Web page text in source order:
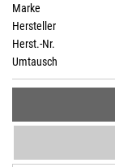
Marke
Hersteller
Herst.-Nr.
Umtausch